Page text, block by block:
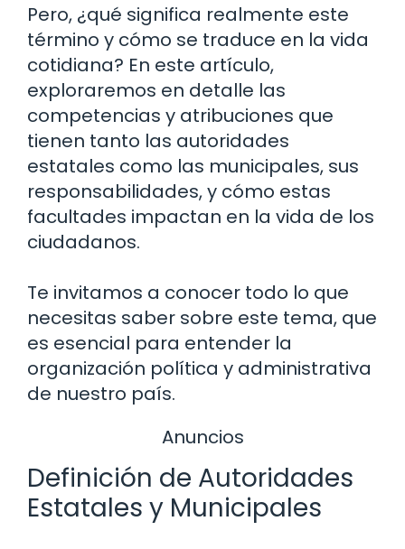
Pero, ¿qué significa realmente este
término y cómo se traduce en la vida
cotidiana? En este artículo,
exploraremos en detalle las
competencias y atribuciones que
tienen tanto las autoridades
estatales como las municipales, sus
responsabilidades, y cómo estas
facultades impactan en la vida de los
ciudadanos.
Te invitamos a conocer todo lo que
necesitas saber sobre este tema, que
es esencial para entender la
organización política y administrativa
de nuestro país.
Anuncios
Definición de Autoridades
Estatales y Municipales